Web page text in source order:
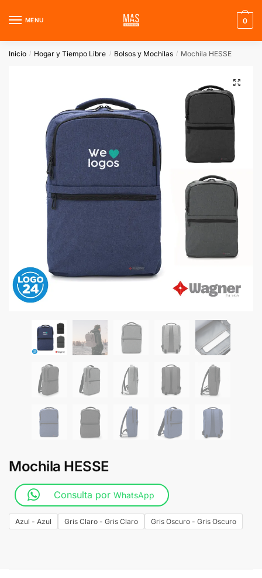
MENU 0
Inicio / Hogar y Tiempo Libre / Bolsos y Mochilas / Mochila HESSE
🔍
Mochila HESSE
Consulta por WhatsApp
Azul - Azul Gris Claro - Gris Claro Gris Oscuro - Gris Oscuro